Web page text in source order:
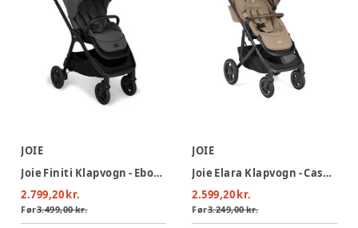
JOIE
Joie Finiti Klapvogn - Ebony
2.799,20 kr.
Før3.499,00 kr.
JOIE
Joie Elara Klapvogn - Cashew
2.599,20 kr.
Før3.249,00 kr.